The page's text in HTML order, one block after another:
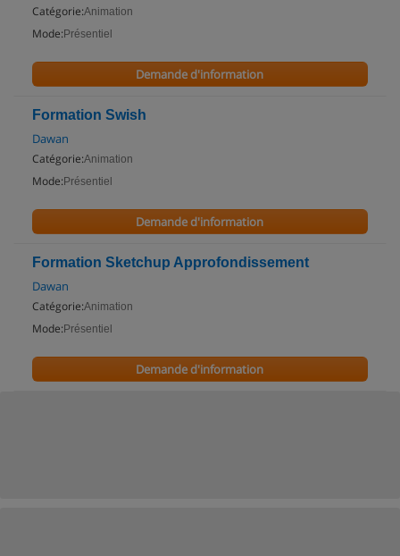
Catégorie:Animation
Mode: Présentiel
Demande d'information
Formation Swish
Dawan
Catégorie:Animation
Mode: Présentiel
Demande d'information
Formation Sketchup Approfondissement
Dawan
Catégorie:Animation
Mode: Présentiel
Demande d'information